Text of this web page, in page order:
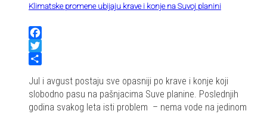
Klimatske promene ubijaju krave i konje na Suvoj planini
Facebook
Twitter
Jul i avgust postaju sve opasniji po krave i konje koji
slobodno pasu na pašnjacima Suve planine. Poslednjih
godina svakog leta isti problem – nema vode na jedinom